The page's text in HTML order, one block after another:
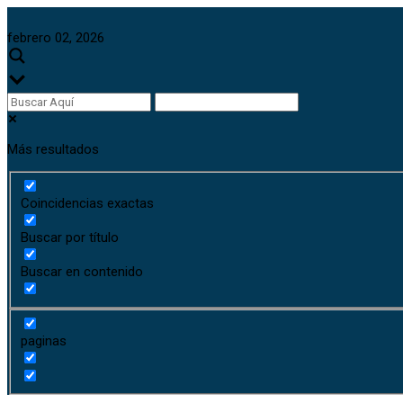
febrero 02, 2026
Más resultados
Coincidencias exactas
Buscar por título
Buscar en contenido
paginas